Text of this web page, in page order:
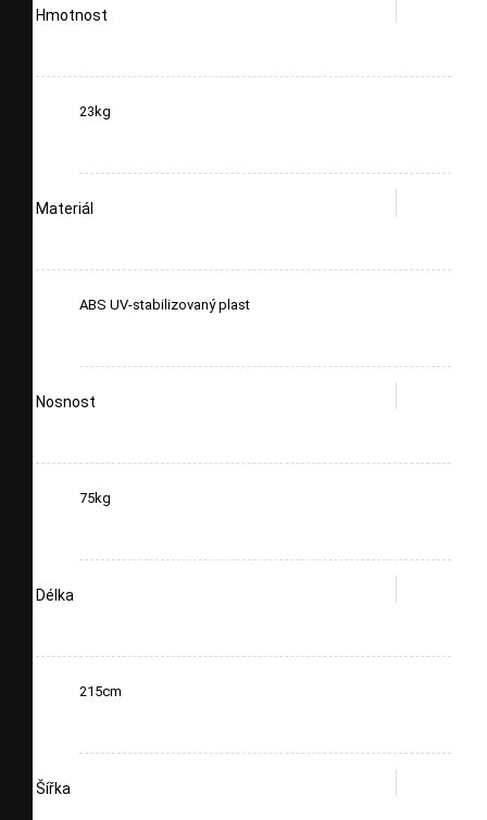
Hmotnost
23kg
Materiál
ABS UV-stabilizovaný plast
Nosnost
75kg
Délka
215cm
Šířka